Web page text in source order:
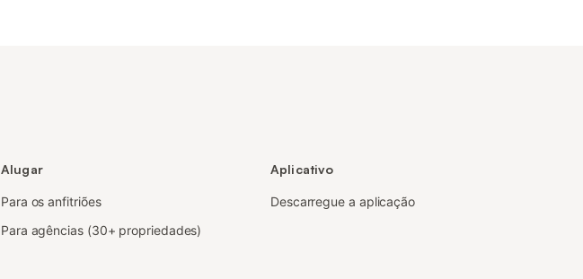
Alugar
Para os anfitriões
Para agências (30+ propriedades)
Aplicativo
Descarregue a aplicação